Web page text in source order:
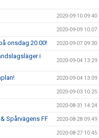
2020-09-10 09:40
2020-09-09 10:07
onsdag 20.00! 2020-09-07 09:30
i
2020-09-04 13:29
2020-09-04 13:09
2020-09-03 10:25
2020-08-31 14:24
Spårvägens FF 2020-08-28 09:49
2020-08-27 10:45